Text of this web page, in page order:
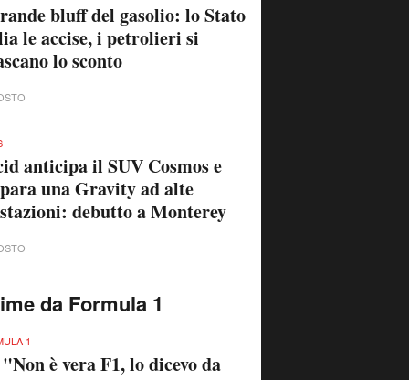
bluff del gasolio: lo Stato
le accise, i petrolieri si
lo sconto
anticipa il SUV Cosmos e
una Gravity ad alte
debutto a Monterey
da Formula 1
1
è vera F1, lo dicevo da